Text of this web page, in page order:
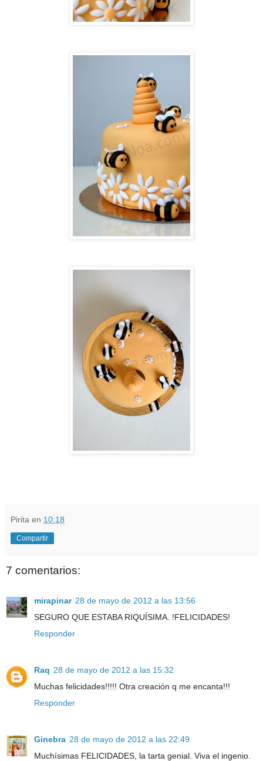
Pirita en 10:18
Compartir
7 comentarios:
mirapinar 28 de mayo de 2012 a las 13:56
SEGURO QUE ESTABA RIQUÍSIMA. !FELICIDADES!
Responder
Raq 28 de mayo de 2012 a las 15:32
Muchas felicidades!!!!! Otra creación q me encanta!!!
Responder
Ginebra 28 de mayo de 2012 a las 22:49
Muchísimas FELICIDADES, la tarta genial. Viva el ingenio.